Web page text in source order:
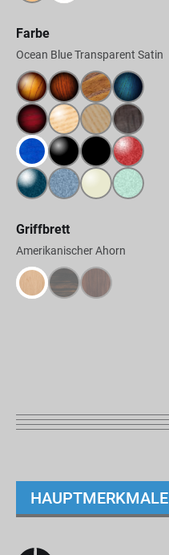
Farbe
Ocean Blue Transparent Satin
Griffbrett
Amerikanischer Ahorn
HAUPTMERKMALE